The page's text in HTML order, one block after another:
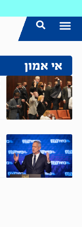
אי אמון